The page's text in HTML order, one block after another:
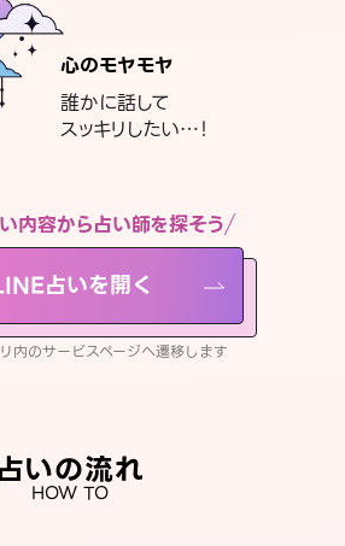
心のモヤモヤ
誰かに話して
スッキリしたい…！
内容から占い師を探そう
占いを開く
内のサービスページへ遷移します
いの流れ
HOW TO